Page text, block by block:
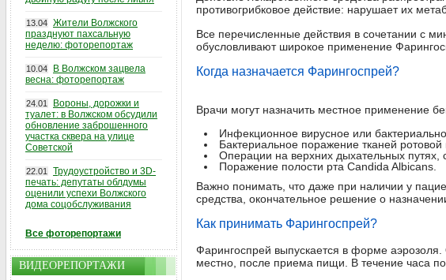
противогрибковое действие: нарушает их
Все перечисленные действия в сочетании с
обусловливают широкое применение
Когда назначается Фарингоспрей?
Врачи могут назначить местное применение
Инфекционное вирусное или
Бактериальное поражение тканей
Операции на верхних дыхательных путях,
Поражение полости рта Candida Albicans.
Важно понимать, что даже при наличии у
средства, окончательное решение о
Как принимать Фарингоспрей?
Фарингоспрей выпускается в форме
местно, после приема пищи. В течение часа
13.04 Жители Волжского
празднуют пахсальную
неделю: фоторепортаж
10.04
В Волжском зацвела
весна: фоторепортаж
24.01
Вороны, дорожки и
туалет: в Волжском обсудили
обновление заброшенного
участка сквера на улице
Советской
22.01
Трудоустройство и 3D-
печать: депутаты облдумы
оценили успехи Волжского
дома соцобслуживания
Все фоторепортажи
ВИДЕОРЕПОРТАЖИ